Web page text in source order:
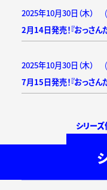
2025年10月30日（木）
2月14日発売！『おっさ
2025年10月30日（木）
7月15日発売！『おっさ
シリー